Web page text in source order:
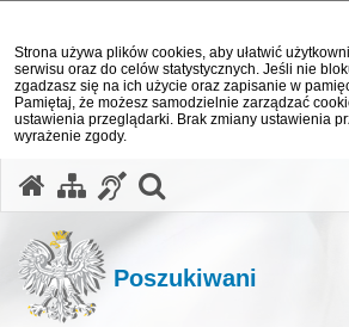
Strona używa plików cookies, aby ułatwić
serwisu oraz do celów statystycznych. Jeśli nie
zgadzasz się na ich użycie oraz zapisanie w
Pamiętaj, że możesz samodzielnie zarządzać
ustawienia przeglądarki. Brak zmiany ustawienia
wyrażenie zgody.
Poszukiwani